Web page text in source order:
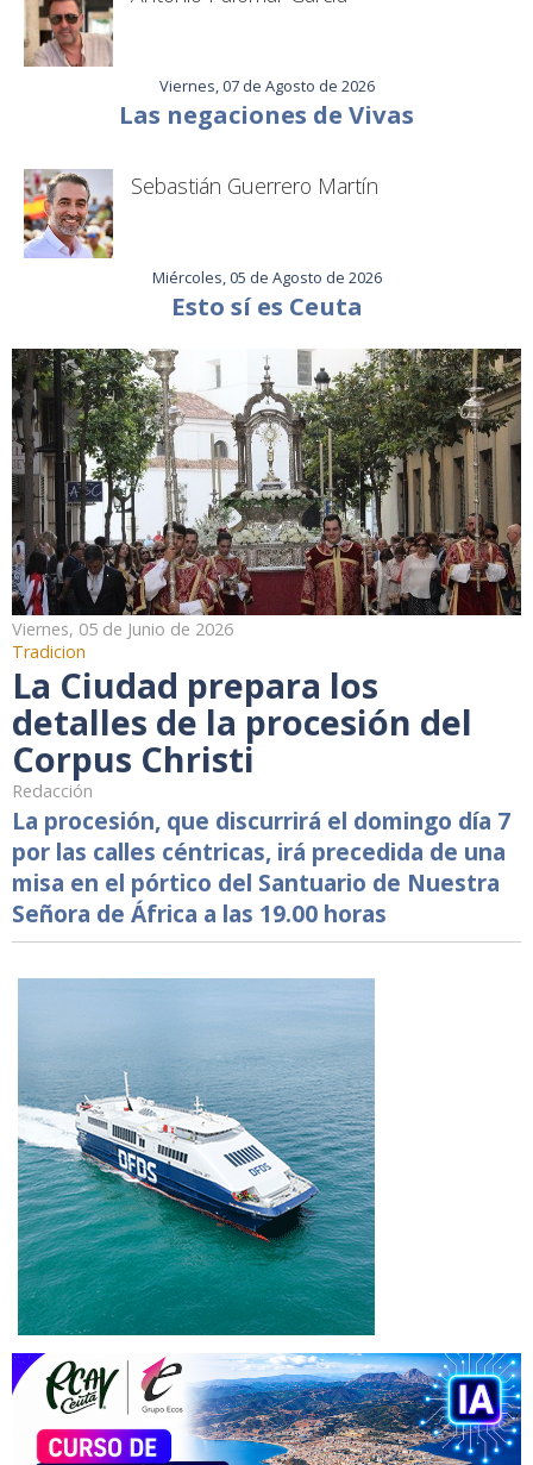
Viernes, 07 de Agosto de 2026
Las negaciones de Vivas
Sebastián Guerrero Martín
Miércoles, 05 de Agosto de 2026
Esto sí es Ceuta
Viernes, 05 de Junio de 2026
Tradicion
La Ciudad prepara los
detalles de la procesión del
Corpus Christi
Redacción
La procesión, que discurrirá el domingo día 7
por las calles céntricas, irá precedida de una
misa en el pórtico del Santuario de Nuestra
Señora de África a las 19.00 horas